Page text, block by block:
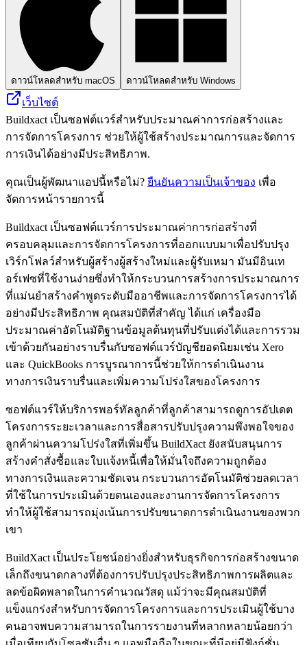
ดาวน์โหลดสำหรับ macOS ดาวน์โหลดสำหรับ Windows
เว็บไซต์
Buildxact เป็นซอฟต์แวร์สำหรับประมาณค่าการก่อสร้างและ
การจัดการโครงการ ช่วยให้ผู้ใช้สร้างประมาณการและจัดการ
การเงินได้อย่างมีประสิทธิภาพ.
คุณเป็นผู้พัฒนาแอปนี้หรือไม่? ยืนยันความเป็นเจ้าของ เพื่อ
จัดการหน้ารายการนี้
Buildxact เป็นซอฟต์แวร์การประมาณค่าการก่อสร้างที่
ครอบคลุมและการจัดการโครงการที่ออกแบบมาเพื่อปรับปรุง
เวิร์กโฟลว์สำหรับผู้สร้างผู้สร้างใหม่และผู้รับเหมา มันมีอินเท
อร์เฟซที่ใช้งานง่ายซึ่งทำให้กระบวนการสร้างการประมาณการ
ที่แม่นยำสร้างคำพูดระดับมืออาชีพและการจัดการโครงการได้
อย่างมีประสิทธิภาพ คุณสมบัติที่สำคัญ ได้แก่ เครื่องมือ
ประมาณค่าอัตโนมัติฐานข้อมูลต้นทุนที่ปรับแต่งได้และการรวม
เข้าด้วยกันอย่างราบรื่นกับซอฟต์แวร์บัญชียอดนิยมเช่น Xero
และ QuickBooks การบูรณาการนี้ช่วยให้การดำเนินงาน
ทางการเงินราบรื่นและเพิ่มความโปร่งใสของโครงการ
ซอฟต์แวร์ให้บริการพอร์ทัลลูกค้าที่ลูกค้าสามารถดูการอัปเดต
โครงการระยะเวลาและการสื่อสารปรับปรุงความพึงพอใจของ
ลูกค้าผ่านความโปร่งใสที่เพิ่มขึ้น BuildXact ยังสนับสนุนการ
สร้างคำสั่งซื้อและใบแจ้งหนี้เพื่อให้มั่นใจถึงความถูกต้อง
ทางการเงินและความชัดเจน กระบวนการอัตโนมัติช่วยลดเวลา
ที่ใช้ในการประเมินด้วยตนเองและงานการจัดการโครงการ
ทำให้ผู้ใช้สามารถมุ่งเน้นการปรับขนาดการดำเนินงานของพวก
เขา
BuildXact เป็นประโยชน์อย่างยิ่งสำหรับธุรกิจการก่อสร้างขนาด
เล็กถึงขนาดกลางที่ต้องการปรับปรุงประสิทธิภาพการผลิตและ
ลดข้อผิดพลาดในการคำนวณวัสดุ แม้ว่าจะมีคุณสมบัติที่
แข็งแกร่งสำหรับการจัดการโครงการและการประเมินผู้ใช้บาง
คนอาจพบความสามารถในการรายงานที่หลากหลายน้อยกว่า